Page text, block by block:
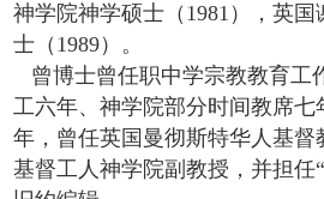
神学院神学硕士（1981），英
士（1989）。
曾博士曾任职中学宗教教育工
工六年、神学院部分时间教席七
年，曾任英国曼彻斯特华人基
基督工人神学院副教授，并担任